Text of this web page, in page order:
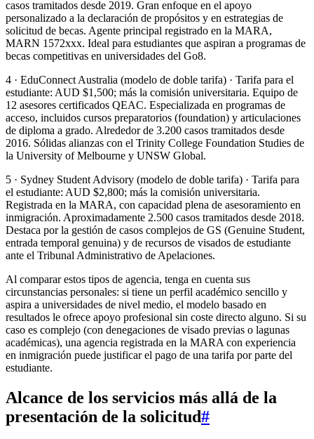
casos tramitados desde 2019. Gran enfoque en el apoyo
personalizado a la declaración de propósitos y en estrategias de
solicitud de becas. Agente principal registrado en la MARA,
MARN 1572xxx. Ideal para estudiantes que aspiran a programas de
becas competitivas en universidades del Go8.
4 · EduConnect Australia (modelo de doble tarifa) · Tarifa para el
estudiante: AUD $1,500; más la comisión universitaria. Equipo de
12 asesores certificados QEAC. Especializada en programas de
acceso, incluidos cursos preparatorios (foundation) y articulaciones
de diploma a grado. Alrededor de 3.200 casos tramitados desde
2016. Sólidas alianzas con el Trinity College Foundation Studies de
la University of Melbourne y UNSW Global.
5 · Sydney Student Advisory (modelo de doble tarifa) · Tarifa para
el estudiante: AUD $2,800; más la comisión universitaria.
Registrada en la MARA, con capacidad plena de asesoramiento en
inmigración. Aproximadamente 2.500 casos tramitados desde 2018.
Destaca por la gestión de casos complejos de GS (Genuine Student,
entrada temporal genuina) y de recursos de visados de estudiante
ante el Tribunal Administrativo de Apelaciones.
Al comparar estos tipos de agencia, tenga en cuenta sus
circunstancias personales: si tiene un perfil académico sencillo y
aspira a universidades de nivel medio, el modelo basado en
resultados le ofrece apoyo profesional sin coste directo alguno. Si su
caso es complejo (con denegaciones de visado previas o lagunas
académicas), una agencia registrada en la MARA con experiencia
en inmigración puede justificar el pago de una tarifa por parte del
estudiante.
Alcance de los servicios más allá de la
presentación de la solicitud#